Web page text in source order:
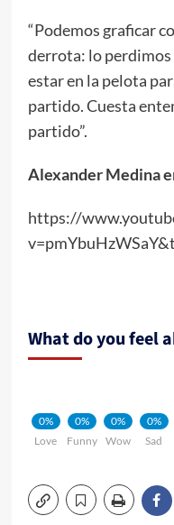
“Podemos graficar
derrota: lo
estar en la pelota
partido. Cuesta
partido”.
Alexander Medina
https://
What do you feel
0%
Love
0%
Funny
0%
Wow
0%
Sad